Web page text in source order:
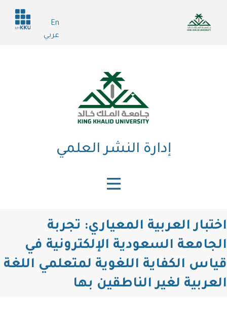
المحتوى
En
عربي
Header
services
إدارة النشر العلمي
اختبار العربية المعياري: تجربة
الجامعة السعودية الإلكترونية في
قياس الكفاية اللغوية لمتعلمي اللغة
العربية لغير الناطقين بها